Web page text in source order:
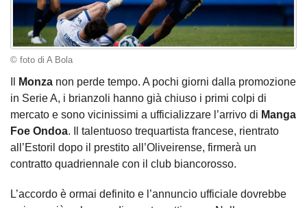
© foto di A Bola
Monza non perde tempo. A pochi giorni dalla promozione
in Serie A, i brianzoli hanno già chiuso i primi colpi di
mercato e sono vicinissimi a ufficializzare l’arrivo di Manga
Foe Ondoa. Il talentuoso trequartista francese, rientrato
all’Estoril dopo il prestito all’Oliveirense, firmerà un
contratto quadriennale con il club biancorosso.
L’accordo è ormai definito e l’annuncio ufficiale dovrebbe